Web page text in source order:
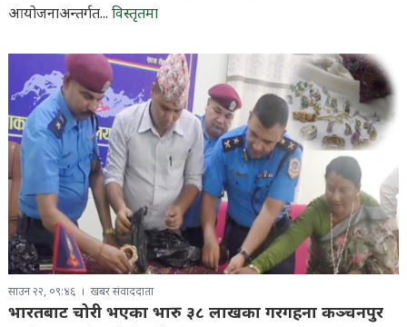
आयोजनाअन्तर्गत... विस्तृतमा
साउन २२, ०९:४६ खबर संवाददाता
भारतबाट चोरी भएका भारु ३८ लाखका गरगहना कञ्चनपुर